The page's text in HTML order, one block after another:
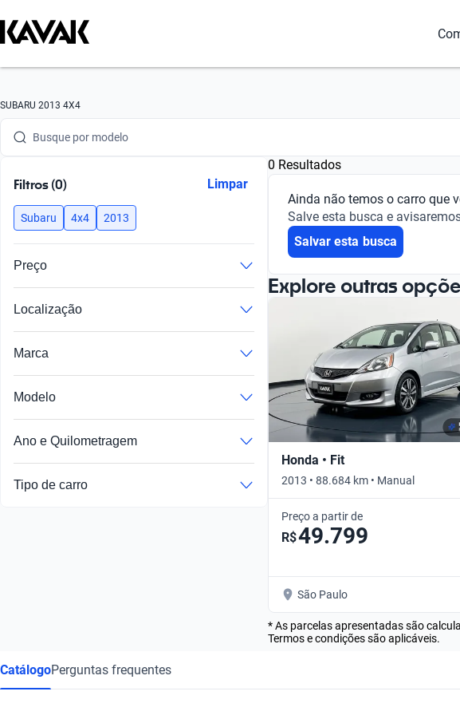
SUBARU 2013 4X4
Busque por marca
Busque por modelo
Busque por ano
Busque por marca
Busque por versão
Busque por ano
Filtros (0) Limpar
Subaru 4x4 2013
Preço
Localização
Marca
Modelo
Ano e Quilometragem
Tipo de carro
0 Resultados
Ainda não temos o carro que
Salve esta busca e
Salvar esta busca
Explore outras
Honda • Fit
2013 • 88.684 km • Manual
Preço a partir de
R$49.799
São Paulo
* As parcelas apresentadas são
Termos e condições são aplicáveis.
CatálogoPerguntas frequentes